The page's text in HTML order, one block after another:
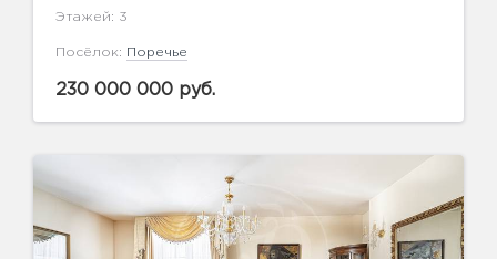
Этажей: 3
Посёлок: Поречье
230 000 000 руб.